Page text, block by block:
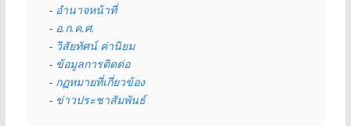
- อำนาจหน้าที่
- อ.ก.ค.ศ.
- วิสัยทัศน์ ค่านิยม
- ข้อมูลการติดต่อ
- กฏหมายที่เกี่ยวข้อง
- ข่าวประชาสัมพันธ์